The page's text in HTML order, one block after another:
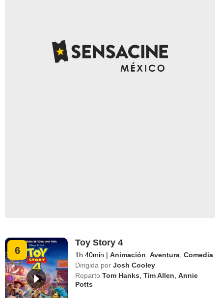
6
Toy Story 4
1h 40min | Animación ,Aventura ,Comedia
Dirigida por Josh Cooley
Reparto Tom Hanks ,Tim Allen ,Annie
Potts